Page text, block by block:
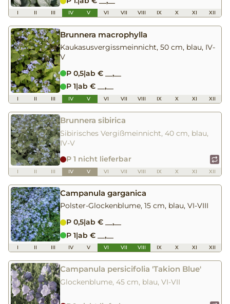
I II III IV V VI VII VIII IX X XI XII
Brunnera macrophylla
Kaukasusvergissmeinnicht, 50 cm, blau, IV-
V
P 0,5|ab € __,__
P 1|ab € __,__
I II III IV V VI VII VIII IX X XI XII
Brunnera sibirica
Sibirisches Vergißmeinnicht, 40 cm, blau,
IV-V
P 1 nicht lieferbar
I II III IV V VI VII VIII IX X XI XII
Campanula garganica
Polster-Glockenblume, 15 cm, blau, VI-VIII
P 0,5|ab € __,__
P 1|ab € __,__
I II III IV V VI VII VIII IX X XI XII
Campanula persicifolia 'Takion Blue'
Glockenblume, 45 cm, blau, VI-VII